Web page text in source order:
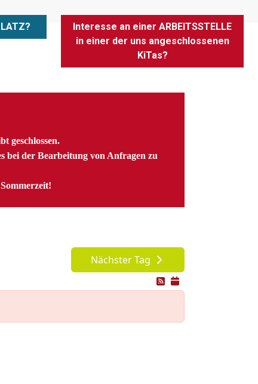
Interesse an einer ARBEITSSTELLE
in einer der uns angeschlossenen
KiTas?
geschlossen.
bei der Bearbeitung von Anfragen zu
Nächster Tag